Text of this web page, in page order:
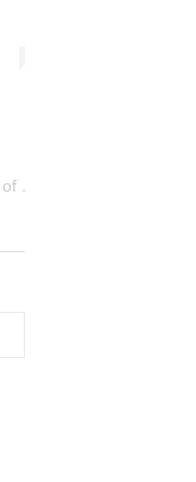
Uma publicação compartilhada por Kings of Leon Brazil (@kolbrazil)